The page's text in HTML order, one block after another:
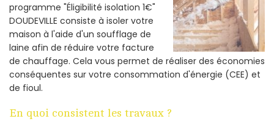
programme "Éligibilité isolation 1€"
DOUDEVILLE consiste à isoler votre
maison à l'aide d'un soufflage de
laine afin de réduire votre facture
de chauffage. Cela vous permet de réaliser des économies
conséquentes sur votre consommation d'énergie (CEE) et
de fioul.
En quoi consistent les travaux ?